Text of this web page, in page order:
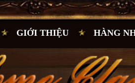
GIỚI THIỆU HÀNG